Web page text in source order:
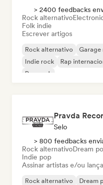
> 2400 feedbacks
Rock alternativo
Folk indie
Escrever artigos
Rock alternativo Garage
Indie rock
Rap
Pop rock
Pravda
Selo
> 800 feedbacks
Rock alternativoDream
Indie pop
Assinar artistas e/ou
Rock alternativo Dream